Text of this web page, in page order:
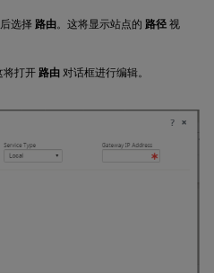
选择 路由。这将显示站点的 路径 视
将打开 路由 对话框进行编辑。